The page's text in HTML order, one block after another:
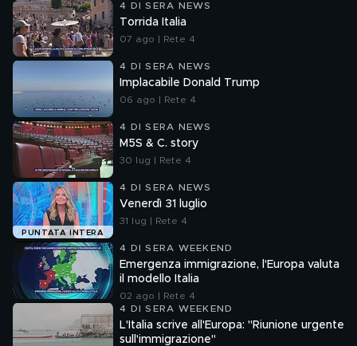
4 DI SERA NEWS
Torrida Italia
07 ago | Rete 4
4 DI SERA NEWS
Implacabile Donald Trump
06 ago | Rete 4
4 DI SERA NEWS
M5S & C. story
30 lug | Rete 4
PUNTATA INTERA
4 DI SERA NEWS
Venerdì 31 luglio
31 lug | Rete 4
4 DI SERA WEEKEND
Emergenza immigrazione, l'Europa valuta
il modello Italia
02 ago | Rete 4
4 DI SERA WEEKEND
L'Italia scrive all'Europa: "Riunione urgente
sull'immigrazione"